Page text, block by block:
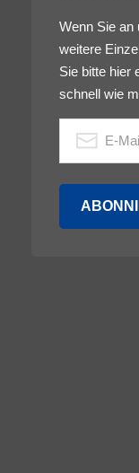
Wenn Sie an
weitere
Sie bitte hier
schnell wie